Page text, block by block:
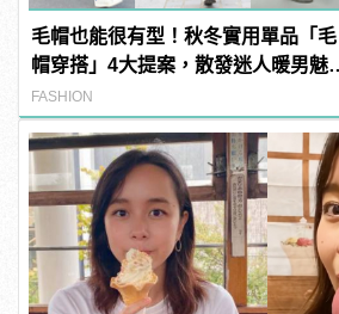
毛帽也能很有型！秋冬實用單品「毛
帽穿搭」4大提案，散發迷人暖男魅
力！
FASHION